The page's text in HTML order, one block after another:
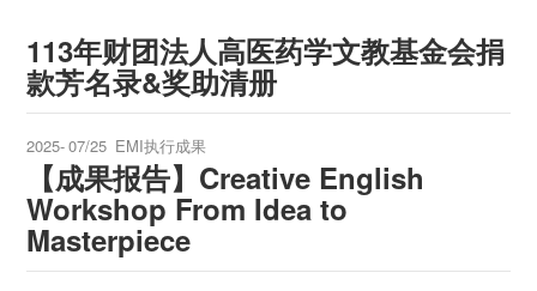
113年财团法人高医药学文教基金会捐
款芳名录&奖助清册
2025-07/25 EMI执行成果
【成果报告】Creative English
Workshop From Idea to
Masterpiece